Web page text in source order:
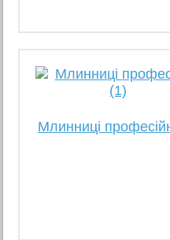
Млинниці